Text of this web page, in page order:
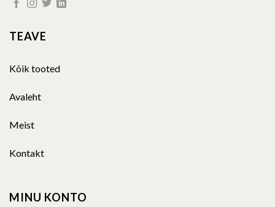
TEAVE
Kõik tooted
Avaleht
Meist
Kontakt
MINU KONTO